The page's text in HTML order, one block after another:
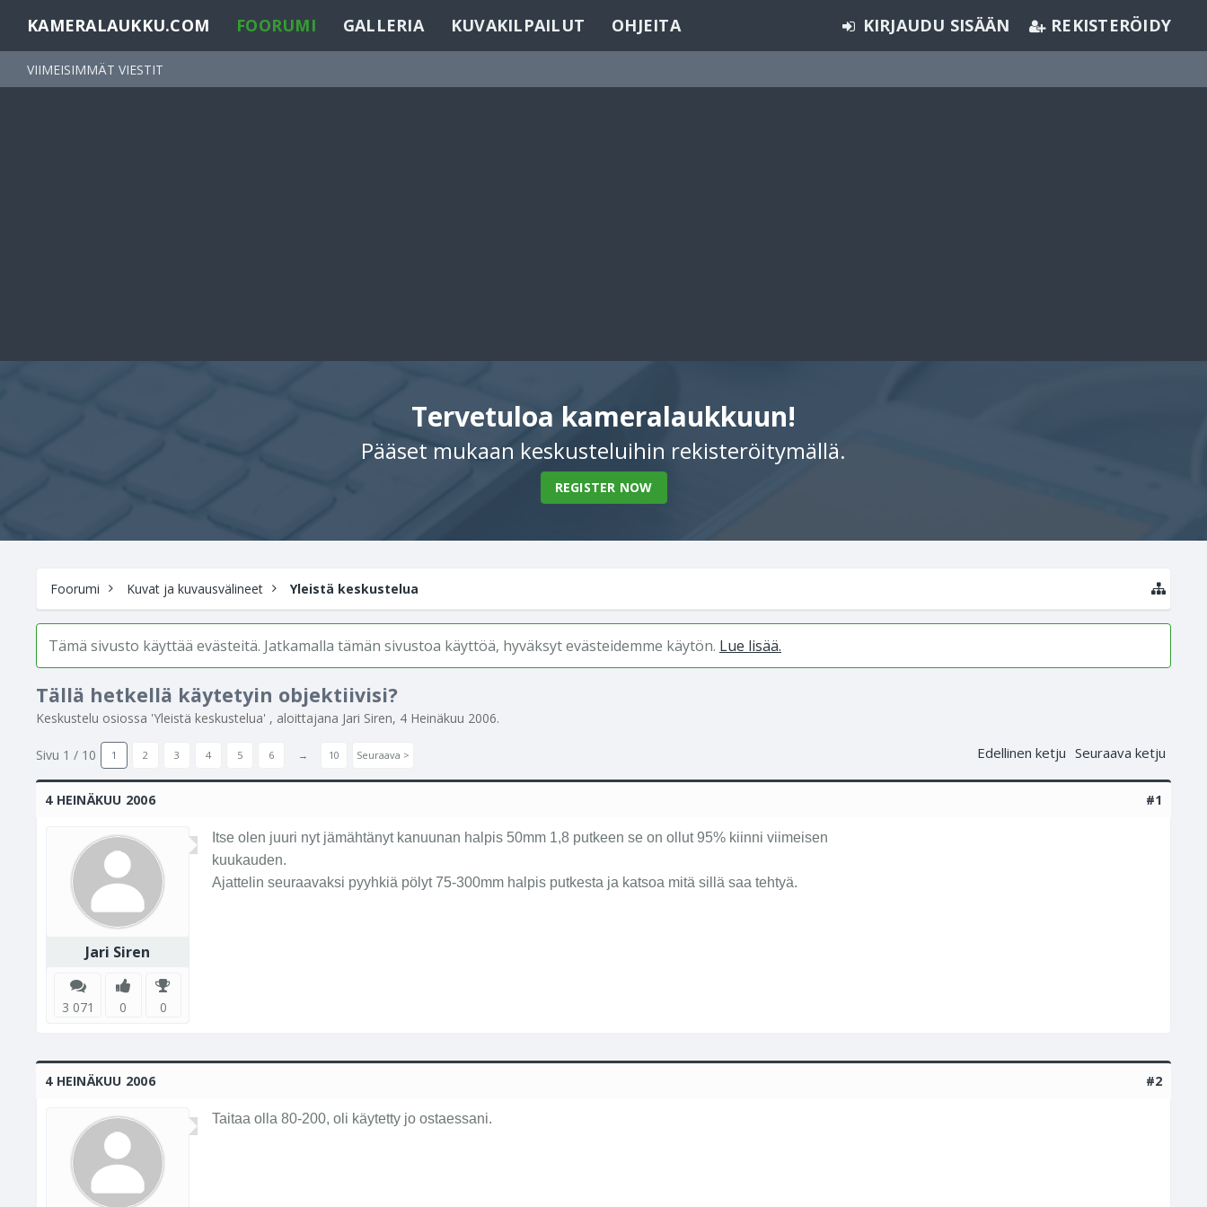
KAMERALAUKKU.COM FOORUMI
VIIMEISIMMÄT VIESTIT
GALLERIA KUVAKILPAILUT OHJEITA KIRJAUDU SISÄÄN REKISTERÖIDY
Tervetuloa kameralaukkuun!
Pääset mukaan keskusteluihin rekisteröitymällä.
REGISTER NOW
Foorumi Kuvat ja kuvausvälineet Yleistä keskustelua
Tämä sivusto käyttää evästeitä. Jatkamalla tämän sivustoa käyttöä, hyväksyt evästeidemme käytön. Lue lisää.
Tällä hetkellä käytetyin objektiivisi?
Keskustelu osiossa 'Yleistä keskustelua' , aloittajana Jari Siren, 4 Heinäkuu 2006.
Edellinen ketju Seuraava ketju
Sivu 1 / 10 1 2 3 4 5 6 → 10 Seuraava >
4 HEINÄKUU 2006 #1
Jari Siren
3 071 0 0
Itse olen juuri nyt jämähtänyt kanuunan halpis 50mm 1,8 putkeen se on ollut 95% kiinni viimeisen
kuukauden.
Ajattelin seuraavaksi pyyhkiä pölyt 75-300mm halpis putkesta ja katsoa mitä sillä saa tehtyä.
4 HEINÄKUU 2006 #2
Taitaa olla 80-200, oli käytetty jo ostaessani.